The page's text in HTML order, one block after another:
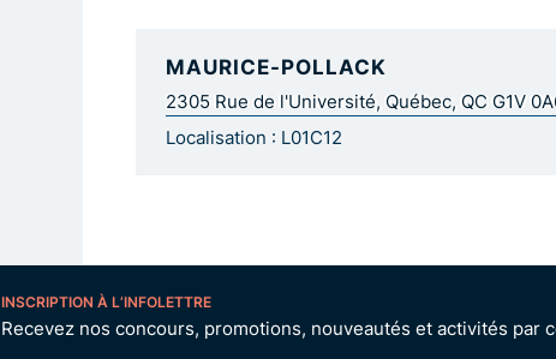
MAURICE-POLLACK
2305 Rue de l'Université, Québec, QC G1V
Localisation : L01C12
INSCRIPTION À L’INFOLETTRE
Recevez nos concours, promotions, nouveautés et activités par